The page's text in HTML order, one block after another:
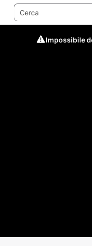
Impossibile